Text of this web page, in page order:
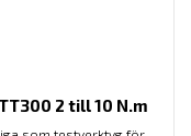
2 till 10 N.m